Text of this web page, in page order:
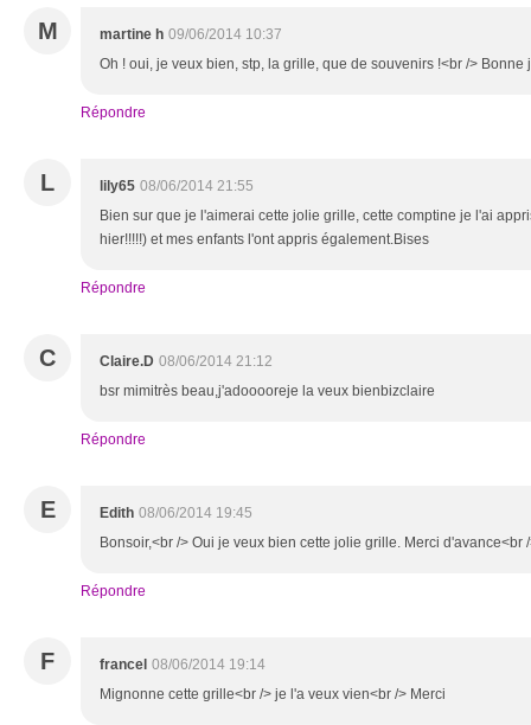
M martine h 09/06/2014 10:37
Oh ! oui, je veux bien, stp, la grille, que de souvenirs !<br /> Bonne
Répondre
L lily65 08/06/2014 21:55
Bien sur que je l'aimerai cette jolie grille, cette comptine je l'ai
hier!!!!!) et mes enfants l'ont appris également.Bises
Répondre
C Claire.D 08/06/2014 21:12
bsr mimitrès beau,j'adooooreje la veux bienbizclaire
Répondre
E Edith 08/06/2014 19:45
Bonsoir,<br /> Oui je veux bien cette jolie grille. Merci d'avance<br
Répondre
F francel 08/06/2014 19:14
Mignonne cette grille<br /> je l'a veux vien<br /> Merci